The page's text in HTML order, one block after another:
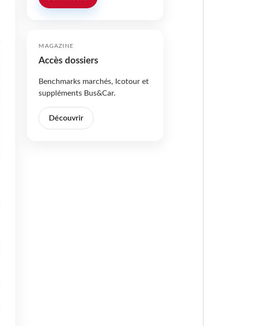
MAGAZINE
Accès dossiers
Benchmarks marchés, Icotour et
suppléments Bus&Car.
Découvrir